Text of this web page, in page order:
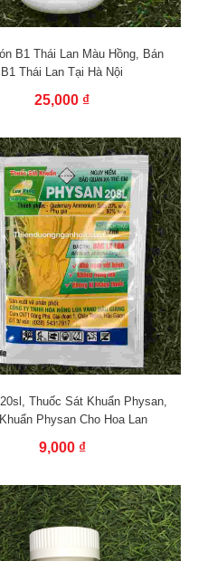
B1 Thái Lan Màu Hồng, Bán
B1 Thái Lan Tại Hà Nội
25,000 ₫
Thuốc Sát Khuẩn Physan,
Physan Cho Hoa Lan
9,000 ₫